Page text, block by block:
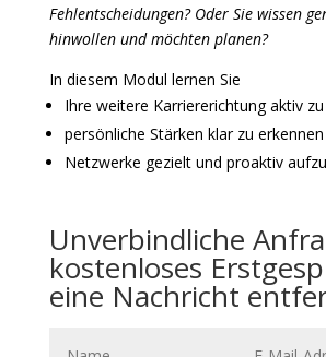
Fehlentscheidungen? Oder Sie wissen
hinwollen und möchten planen?
In diesem Modul lernen Sie
Ihre weitere Karriererichtung aktiv
persönliche Stärken klar zu
Netzwerke gezielt und proaktiv
Unverbindliche
kostenloses
eine Nachricht